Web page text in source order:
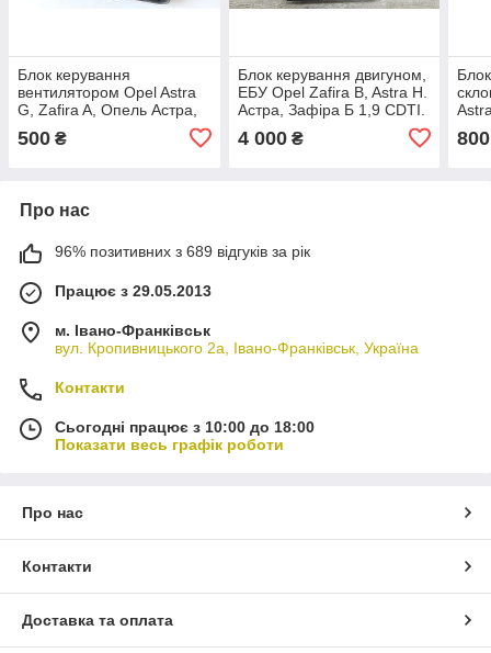
Блок керування
вентилятором Opel Astra
G, Zafira A, Опель Астра,
500 ₴
Блок керування двигуном,
ЕБУ Opel Zafira B, Astra H.
Астра, Зафіра Б 1,9 CDTI.
0281014452.
4 000₴ 800
Про нас
96% позитивних з 689 відгуків за рік
Працює з 29.05.2013
м. Івано-Франківськ
вул. Кропивницького 2а, Івано-Франківськ, Україна
Контакти
Сьогодні працює з 10:00 до 18:00
Показати весь графік роботи
Про нас
Контакти
Доставка та оплата